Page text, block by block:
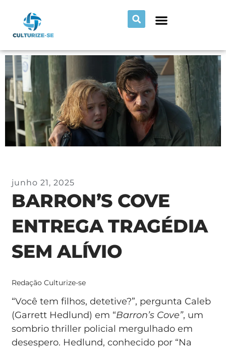
junho 21, 2025
BARRON’S COVE
ENTREGA TRAGÉDIA
SEM ALÍVIO
Redação Culturize-se
“Você tem filhos, detetive?”, pergunta Caleb
(Garrett Hedlund) em “Barron’s Cove”, um
sombrio thriller policial mergulhado em
desespero. Hedlund, conhecido por “Na